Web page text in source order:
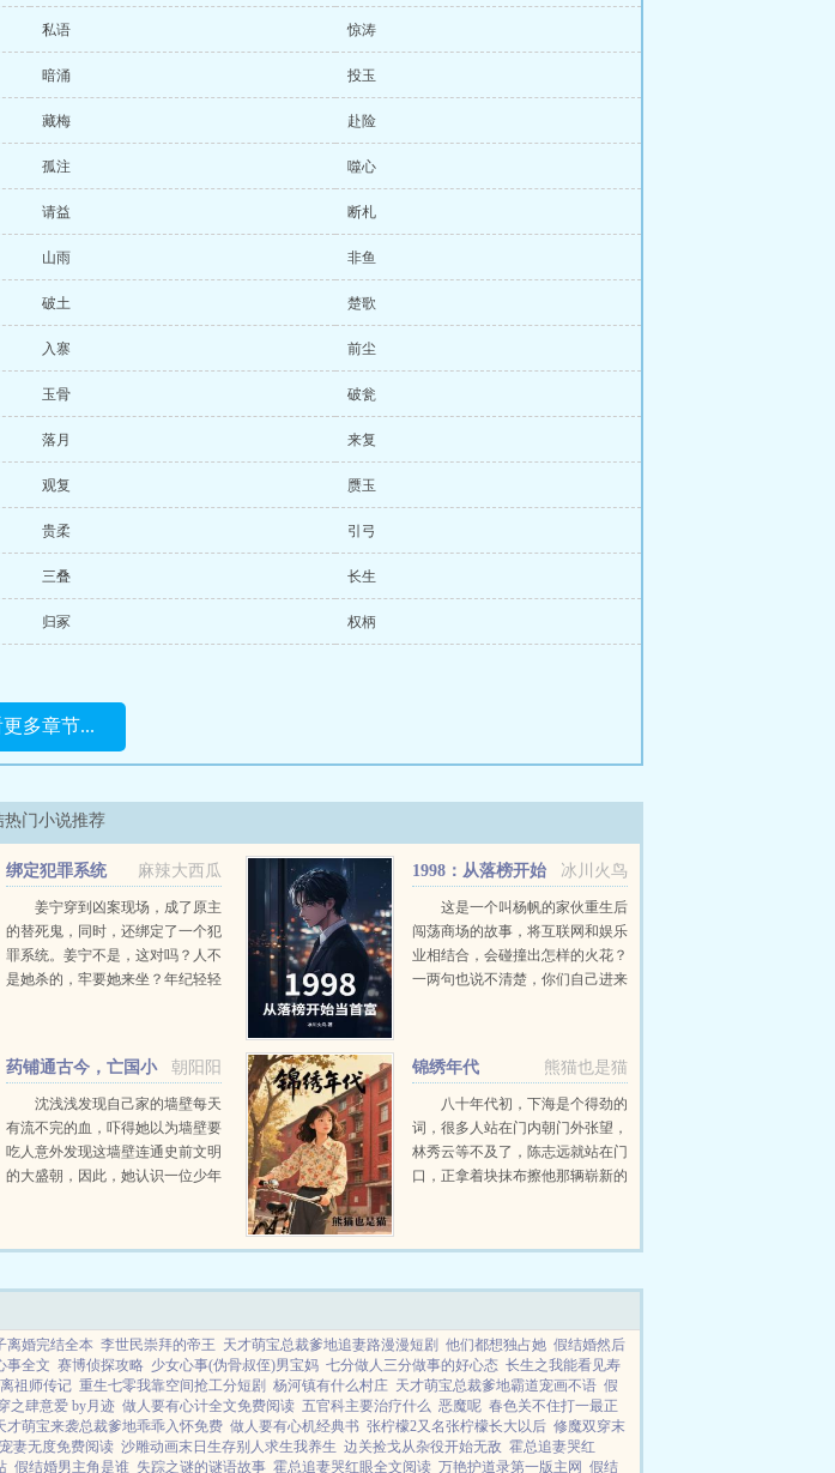
私语 惊涛
暗涌 投玉
藏梅 赴险
孤注 噬心
请益 断札
山雨 非鱼
破土 楚歌
入寨 前尘
玉骨 破瓮
落月 来复
观复 赝玉
贵柔 引弓
三叠 长生
归冢 权柄
多章节...
热门小说推荐
麻辣大西瓜
绑定犯罪系统
后，我成了警局常客
姜宁穿到凶案现场，成了原主
的替死鬼，同时，还绑定了一个犯
罪系统。姜宁不是，这对吗？人不
是她杀的，牢要她来坐？年纪轻轻
也送上助力，不仅告诉她要如...
冰川火鸟
1998：从落榜开始
当首富这是一个叫杨帆的家伙重生后
闯荡商场的故事，将互联网和娱乐
业相结合，会碰撞出怎样的火花？
一两句也说不清楚，你们自己进来
朝阳阳
药铺通古今，亡国小
皇帝日日求名分
沈浅浅发现自己家的墙壁每天
有流不完的血，吓得她以为墙壁要
吃人意外发现这墙壁连通史前文明
的大盛朝，因此，她认识一位少年
姓十不存一，易子而食小皇帝走投
熊猫也是猫
锦绣年代
八十年代初，下海是个得劲的
词，很多人站在门内朝门外张望，
林秀云等不及了，陈志远就站在门
口，正拿着块抹布擦他那辆崭新的
子嘛…哥有！...
离婚完结全本 李世民崇拜的帝王 天才萌宝总裁爹地追妻路漫漫短剧 他们都想独占她 假结婚然后
事全文 赛博侦探攻略 少女心事(伪骨叔侄)男宝妈 七分做人三分做事的好心态 长生之我能看见寿
祖师传记 重生七零我靠空间抢工分短剧 杨河镇有什么村庄 天才萌宝总裁爹地霸道宠画不语 假
之肆意爱 by月迹 做人要有心计全文免费阅读 五官科主要治疗什么 恶魔呢 春色关不住打一最正
才萌宝来袭总裁爹地乖乖入怀免费 做人要有心机经典书 张柠檬2又名张柠檬长大以后 修魔双穿末
妻无度免费阅读 沙雕动画末日生存别人求生我养生 边关捡戈从杂役开始无敌 霍总追妻哭红
假结婚男主角是谁 失踪之谜的谜语故事 霍总追妻哭红眼全文阅读 万艳护道录第一版主网 假结